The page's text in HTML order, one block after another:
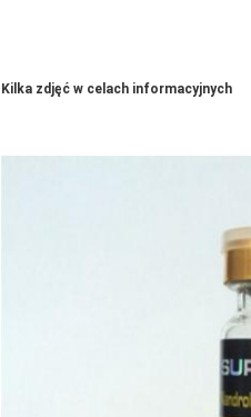
Kilka zdjęć w celach informacyjnych